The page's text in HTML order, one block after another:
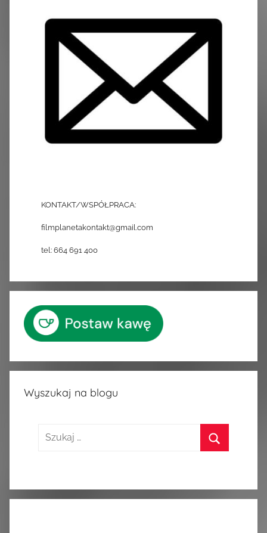
KONTAKT/WSPÓŁPRACA:
filmplanetakontakt@gmail.com
tel: 664 691 400
Wyszukaj na blogu
Szukaj: